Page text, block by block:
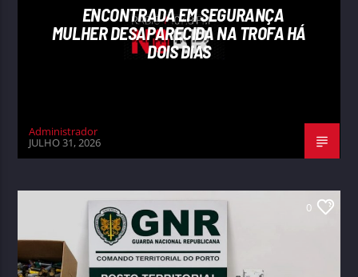
ENCONTRADA EM SEGURANÇA
MULHER DESAPARECIDA NA TROFA HÁ
DOIS DIAS
Administrador
JULHO 31, 2026
0